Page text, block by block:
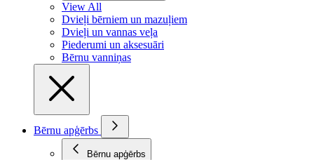
View All
Dvieļi bērniem un mazuļiem
Dvieļi un vannas veļa
Piederumi un aksesuāri
Bērnu vanniņas
Bērnu apģērbs
Bērnu apģērbs